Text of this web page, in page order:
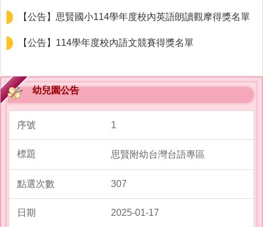
【公告】思賢國小114學年度校內英語朗讀觀摩得獎名單
【公告】114學年度校內語文競賽得獎名單
幼兒園公告
1
思賢附幼台灣台語專區
307
2025-01-17